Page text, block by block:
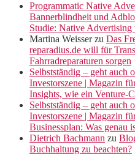
Programmatic Native
Bannerblindheit und
Studie: Native
Martina Weisserzu Das
reparadius.de will für
Fahrradreparaturen sorgen
Selbstständig – geht auch
Investorszene | Magazin
Insights, wie ein Venture-
Selbstständig – geht auch
Investorszene | Magazin
Businessplan: Was genau
Dietrich Bachmann zu
Buchhaltung zu beachten?